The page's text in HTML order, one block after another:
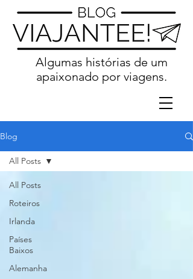
Algumas histórias de um
apaixonado por viagens.
Blog
All Posts
Roteiros
Irlanda
Países
Baixos
Alemanha
All Posts